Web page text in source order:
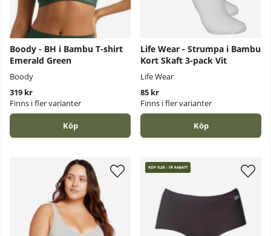
Boody - BH i Bambu T-shirt
Emerald Green
Boody
319 kr
Finns i fler varianter
Köp
Life Wear - Strumpa i Bambu
Kort Skaft 3-pack Vit
Life Wear
85 kr
Finns i fler varianter
Köp
KÖP FLER - FÅ RABATT